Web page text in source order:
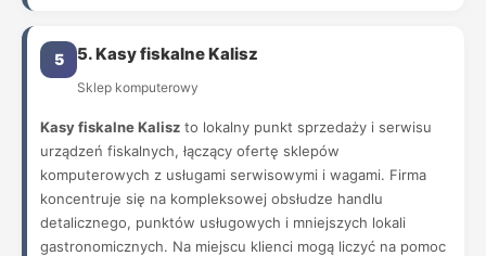
5 5. Kasy fiskalne Kalisz
Sklep komputerowy
Kasy fiskalne Kalisz to lokalny punkt sprzedaży i serwisu
urządzeń fiskalnych, łączący ofertę sklepów
komputerowych z usługami serwisowymi i wagami. Firma
koncentruje się na kompleksowej obsłudze handlu
detalicznego, punktów usługowych i mniejszych lokali
gastronomicznych. Na miejscu klienci mogą liczyć na pomoc